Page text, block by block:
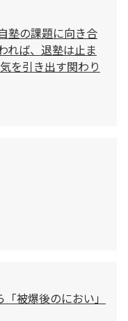
塾の課題に向き合
れば、退塾は止ま
を引き出す関わり
被爆後のにおい」